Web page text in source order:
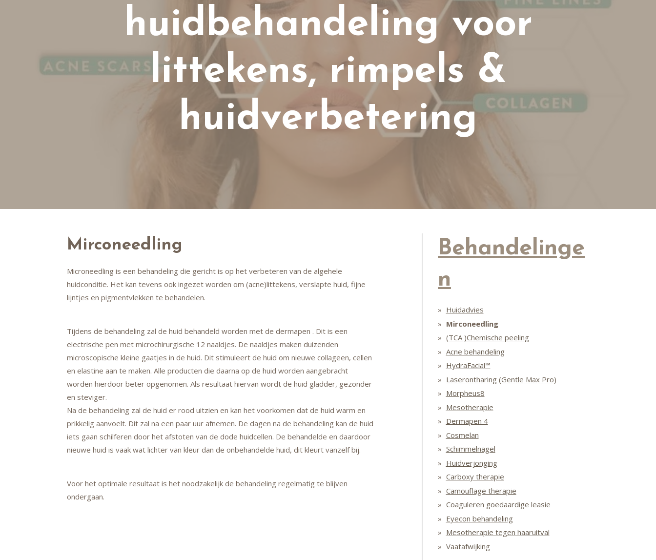
huidbehandeling voor
littekens, rimpels &
huidverbetering
Mirconeedling
Microneedling is een behandeling die gericht is op het verbeteren van de algehele
huidconditie. Het kan tevens ook ingezet worden om (acne)littekens, verslapte huid, fijne
lijntjes en pigmentvlekken te behandelen.
Tijdens de behandeling zal de huid behandeld worden met de dermapen . Dit is een
electrische pen met microchirurgische 12 naaldjes. De naaldjes maken duizenden
microscopische kleine gaatjes in de huid. Dit stimuleert de huid om nieuwe collageen, cellen
en elastine aan te maken. Alle producten die daarna op de huid worden aangebracht
worden hierdoor beter opgenomen. Als resultaat hiervan wordt de huid gladder, gezonder
en steviger.
Na de behandeling zal de huid er rood uitzien en kan het voorkomen dat de huid warm en
prikkelig aanvoelt. Dit zal na een paar uur afnemen. De dagen na de behandeling kan de huid
iets gaan schilferen door het afstoten van de dode huidcellen. De behandelde en daardoor
nieuwe huid is vaak wat lichter van kleur dan de onbehandelde huid, dit kleurt vanzelf bij.
Voor het optimale resultaat is het noodzakelijk de behandeling regelmatig te blijven
ondergaan.
Behandelinge
n
Huidadvies
Mirconeedling
(TCA )Chemische peeling
Acne behandeling
HydraFacial™
Laserontharing (Gentle Max Pro)
Morpheus8
Mesotherapie
Dermapen 4
Cosmelan
Schimmelnagel
Huidverjonging
Carboxy therapie
Camouflage therapie
Coaguleren goedaardige leasie
Eyecon behandeling
Mesotherapie tegen haaruitval
Vaatafwijking